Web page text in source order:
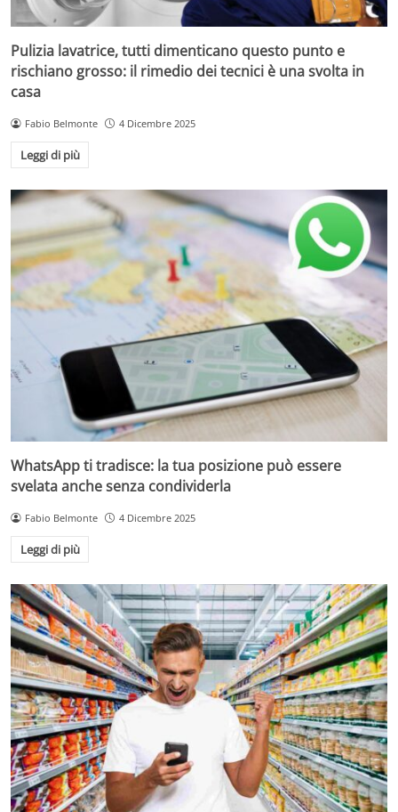
Pulizia lavatrice, tutti dimenticano questo punto e
rischiano grosso: il rimedio dei tecnici è una svolta in
casa
Fabio Belmonte 4 Dicembre 2025
Leggi di più
WhatsApp ti tradisce: la tua posizione può essere
svelata anche senza condividerla
Fabio Belmonte 4 Dicembre 2025
Leggi di più